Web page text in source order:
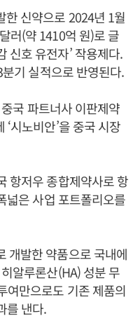
한 신약으로 2024년 1월
러(약 1410억 원)로 글
신호 유전자’ 작용제다.
기 실적으로 반영된다.
국 파트너사 이판제약
시노비안’을 중국 시장
항저우 종합제약사로 항
넓은 사업 포트폴리오를
개발한 약품으로 국내에
알루론산(HA) 성분 무
여만으로도 기존 제품의
를 낸다.